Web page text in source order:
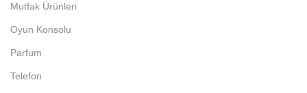
Mutfak Ürünleri
Oyun Konsolu
Parfum
Telefon